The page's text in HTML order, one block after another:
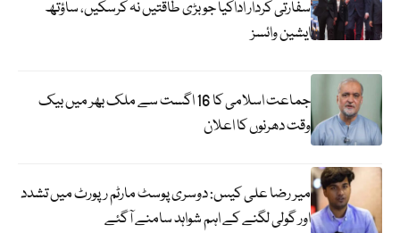
سفارتی کردار اداکیا جو بڑی طاقتیں نہ کرسکیں، ساؤتھ
ایشین وائسز
جماعت اسلامی کا 16 اگست سے ملک بھر میں بیک
وقت دھرنوں کا اعلان
میر رضا علی کیس: دوسری پوسٹ مارٹم رپورٹ میں تشدد
اور گولی لگنے کے اہم شواہد سامنے آگئے